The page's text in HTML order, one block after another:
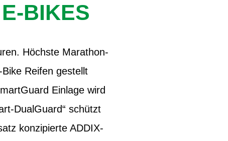
BIKES
Höchste Marathon-
Reifen gestellt
Einlage wird
DualGuard“ schützt
konzipierte ADDIX-